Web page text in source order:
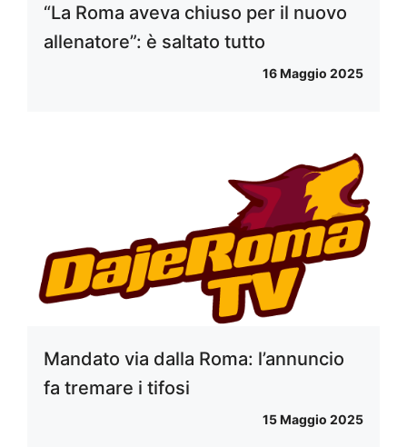
“La Roma aveva chiuso per il nuovo
allenatore”: è saltato tutto
16 Maggio 2025
Mandato via dalla Roma: l’annuncio
fa tremare i tifosi
15 Maggio 2025